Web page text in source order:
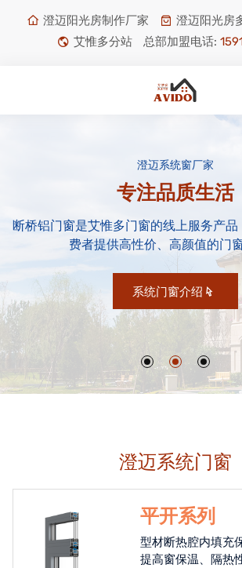
澄迈阳光房制作厂家
澄迈阳光房
艾惟多分站
总部加盟电话:
澄迈系统窗厂家
专注品质生活
断桥铝门窗是艾惟多门窗的线上服务产
费者提供高性价、高颜值的门
系统门窗介绍
澄迈系统门窗
平开系列
型材断热腔内填充
提高窗保温、隔热